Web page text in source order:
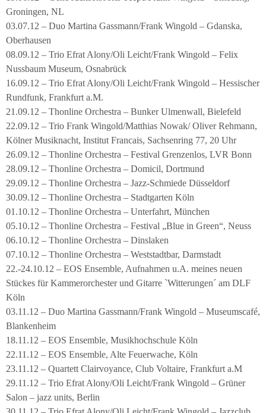
Groningen, NL
03.07.12 – Duo Martina Gassmann/Frank Wingold – Gdanska,
Oberhausen
08.09.12 – Trio Efrat Alony/Oli Leicht/Frank Wingold – Felix
Nussbaum Museum, Osnabrück
16.09.12 – Trio Efrat Alony/Oli Leicht/Frank Wingold – Hessischer
Rundfunk, Frankfurt a.M.
21.09.12 – Thonline Orchestra – Bunker Ulmenwall, Bielefeld
22.09.12 – Trio Frank Wingold/Matthias Nowak/ Oliver Rehmann,
Kölner Musiknacht, Institut Francais, Sachsenring 77, 20 Uhr
26.09.12 – Thonline Orchestra – Festival Grenzenlos, LVR Bonn
28.09.12 – Thonline Orchestra – Domicil, Dortmund
29.09.12 – Thonline Orchestra – Jazz-Schmiede Düsseldorf
30.09.12 – Thonline Orchestra – Stadtgarten Köln
01.10.12 – Thonline Orchestra – Unterfahrt, München
05.10.12 – Thonline Orchestra – Festival „Blue in Green“, Neuss
06.10.12 – Thonline Orchestra – Dinslaken
07.10.12 – Thonline Orchestra – Weststadtbar, Darmstadt
22.-24.10.12 – EOS Ensemble, Aufnahmen u.A. meines neuen
Stückes für Kammerorchester und Gitarre `Witterungen´ am DLF
Köln
03.11.12 – Duo Martina Gassmann/Frank Wingold – Museumscafé,
Blankenheim
18.11.12 – EOS Ensemble, Musikhochschule Köln
22.11.12 – EOS Ensemble, Alte Feuerwache, Köln
23.11.12 – Quartett Clairvoyance, Club Voltaire, Frankfurt a.M
29.11.12 – Trio Efrat Alony/Oli Leicht/Frank Wingold – Grüner
Salon – jazz units, Berlin